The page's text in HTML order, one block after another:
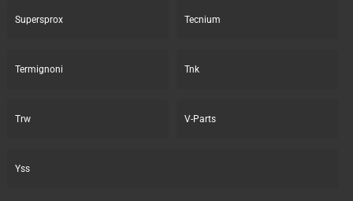
Supersprox Tecnium
Termignoni Tnk
Trw V-Parts
Yss